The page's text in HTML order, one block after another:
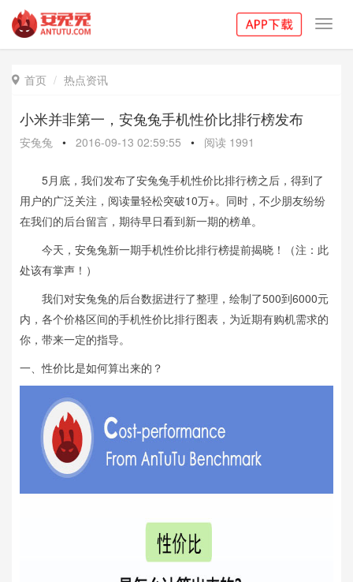
 首页 热点资讯
小米并非第一，安兔兔手机性价比排行榜发布
安兔兔 • 2016-09-13 02:59:55 • 阅读 1991
5月底，我们发布了安兔兔手机性价比排行榜之后，得到了
用户的广泛关注，阅读量轻松突破10万+。同时，不少朋友纷纷
在我们的后台留言，期待早日看到新一期的榜单。
今天，安兔兔新一期手机性价比排行榜提前揭晓！（注：此
处该有掌声！）
我们对安兔兔的后台数据进行了整理，绘制了500到6000元
内，各个价格区间的手机性价比排行图表，为近期有购机需求的
你，带来一定的指导。
一、性价比是如何算出来的？